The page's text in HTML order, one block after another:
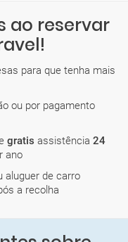
ao reservar
para que tenha mais
ou por pagamento
gratis assistência 24
ano
aluguer de carro
a recolha